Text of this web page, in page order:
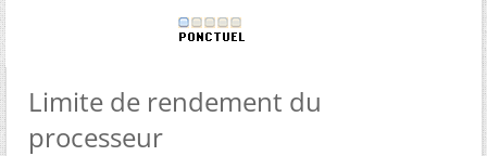
Limite de rendement du
processeur